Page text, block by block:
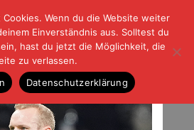
Fußball und der Rest
|DATENSCHUTZ
Uhr
Wenn du die Website weiter
Einverständnis aus. Solltest du
hast du jetzt die Möglichkeit, die
zu verlassen.
Datenschutzerklärung